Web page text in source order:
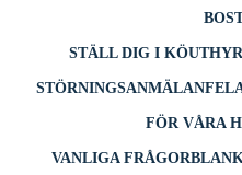
STÄLL DIG I KÖ
STÖRNINGSANMÄLAN
FÖR VÅRA
VANLIGA FRÅGOR